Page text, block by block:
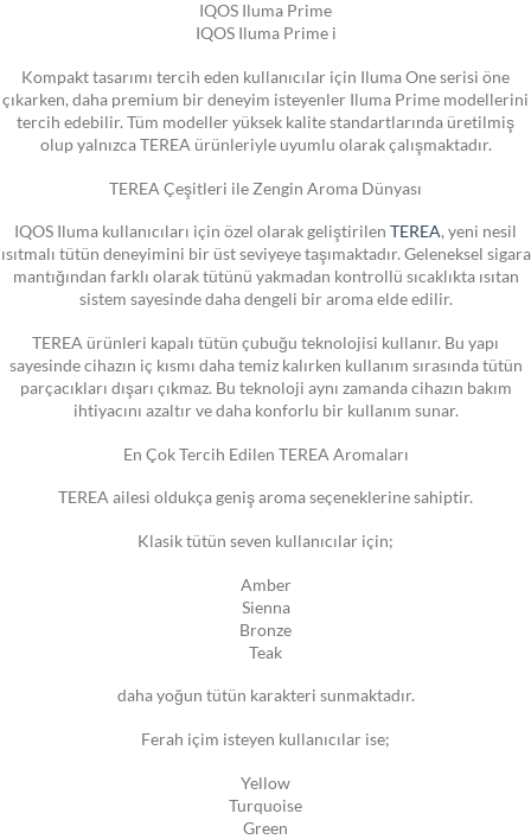
IQOS Iluma Prime
IQOS Iluma Prime i
Kompakt tasarımı tercih eden kullanıcılar için Iluma One serisi öne
çıkarken, daha premium bir deneyim isteyenler Iluma Prime modellerini
tercih edebilir. Tüm modeller yüksek kalite standartlarında üretilmiş
olup yalnızca TEREA ürünleriyle uyumlu olarak çalışmaktadır.
TEREA Çeşitleri ile Zengin Aroma Dünyası
IQOS Iluma kullanıcıları için özel olarak geliştirilen TEREA, yeni nesil
ısıtmalı tütün deneyimini bir üst seviyeye taşımaktadır. Geleneksel sigara
mantığından farklı olarak tütünü yakmadan kontrollü sıcaklıkta ısıtan
sistem sayesinde daha dengeli bir aroma elde edilir.
TEREA ürünleri kapalı tütün çubuğu teknolojisi kullanır. Bu yapı
sayesinde cihazın iç kısmı daha temiz kalırken kullanım sırasında tütün
parçacıkları dışarı çıkmaz. Bu teknoloji aynı zamanda cihazın bakım
ihtiyacını azaltır ve daha konforlu bir kullanım sunar.
En Çok Tercih Edilen TEREA Aromaları
TEREA ailesi oldukça geniş aroma seçeneklerine sahiptir.
Klasik tütün seven kullanıcılar için;
Amber
Sienna
Bronze
Teak
daha yoğun tütün karakteri sunmaktadır.
Ferah içim isteyen kullanıcılar ise;
Yellow
Turquoise
Green